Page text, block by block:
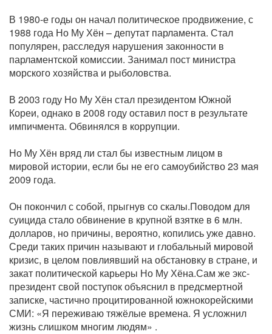
В 1980-е годы он начал политическое продвижение, с
1988 года Но Му Хён – депутат парламента. Стал
популярен, расследуя нарушения законности в
парламентской комиссии. Занимал пост министра
морского хозяйства и рыболовства.
В 2003 году Но Му Хён стал президентом Южной
Кореи, однако в 2008 году оставил пост в результате
импичмента. Обвинялся в коррупции.
Но Му Хён вряд ли стал бы известным лицом в
мировой истории, если бы не его самоубийство 23 мая
2009 года.
Он покончил с собой, прыгнув со скалы.Поводом для
суицида стало обвинение в крупной взятке в 6 млн.
долларов, но причины, вероятно, копились уже давно.
Среди таких причин называют и глобальный мировой
кризис, в целом повлиявший на обстановку в стране, и
закат политической карьеры Но Му Хёна.Сам же экс-
президент свой поступок объяснил в предсмертной
записке, частично процитированной южнокорейскими
СМИ: «Я переживаю тяжёлые времена. Я усложнил
жизнь слишком многим людям» .